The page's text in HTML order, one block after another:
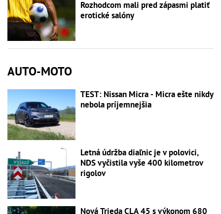
Rozhodcom mali pred zápasmi platiť
erotické salóny
AUTO-MOTO
TEST: Nissan Micra - Micra ešte nikdy
nebola príjemnejšia
Letná údržba diaľnic je v polovici,
NDS vyčistila vyše 400 kilometrov
rigolov
Nová Trieda CLA 45 s výkonom 680